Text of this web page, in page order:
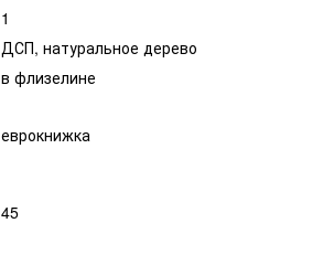
1
ДСП, натуральное дерево
в флизелине
еврокнижка
45